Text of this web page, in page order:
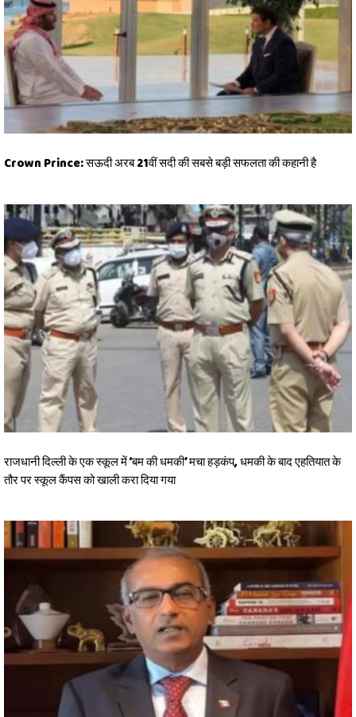
Crown Prince: सऊदी अरब 21वीं सदी की सबसे बड़ी सफलता की कहानी है
राजधानी दिल्ली के एक स्कूल में ‘बम की धमकी’ मचा हड़कंप, धमकी के बाद एहतियात के
तौर पर स्कूल कैंपस को खाली करा दिया गया